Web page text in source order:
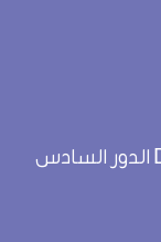
محور 26 يوليو أبراج توين تاورز مبنى D الدور السادس